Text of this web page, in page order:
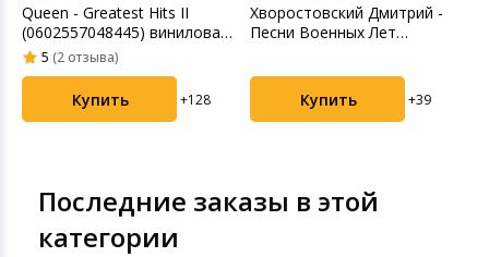
Queen - Greatest Hits II
(0602557048445) виниловая
пластинка
5 (2 отзыва)
Купить +128
Хворостовский Дмитрий -
Песни Военных Лет
Купить +39
Последние заказы в этой
категории